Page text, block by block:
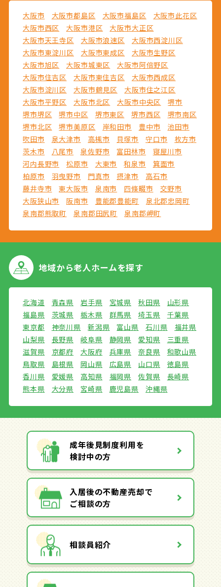
大阪市 大阪市都島区 大阪市福島区
大阪市此花区
大阪市西区
大阪市港区
大阪市大正区
大阪市天王寺区
大阪市浪速区
大阪市西淀川区
大阪市東淀川区
大阪市東成区
大阪市生野区
大阪市旭区
大阪市城東区
大阪市阿倍野区
大阪市住吉区
大阪市東住吉区
大阪市西成区
大阪市淀川区
大阪市鶴見区
大阪市住之江区
大阪市平野区
大阪市北区 大阪市中央区
堺市
堺市堺区
堺市中区 堺市東区 堺市西区
堺市南区
堺市北区
堺市美原区 岸和田市 豊中市
池田市
吹田市
泉大津市 高槻市 貝塚市 守口市
枚方市
茨木市
八尾市 泉佐野市 富田林市
寝屋川市
河内長野市
松原市 大東市 和泉市
箕面市
柏原市
羽曳野市 門真市 摂津市
高石市
藤井寺市
東大阪市 泉南市 四條畷市
交野市
大阪狭山市
阪南市 豊能郡豊能町
泉北郡忠岡町
泉南郡熊取町
泉南郡田尻町 泉南郡岬町
地域から老人ホームを探す
北海道 青森県 岩手県 宮城県 秋田県
山形県
福島県
茨城県 栃木県 群馬県 埼玉県
千葉県
東京都
神奈川県 新潟県 富山県 石川県
福井県
山梨県
長野県 岐阜県 静岡県 愛知県
三重県
滋賀県
京都府 大阪府 兵庫県 奈良県
和歌山県
鳥取県
島根県 岡山県 広島県 山口県
徳島県
香川県
愛媛県 高知県 福岡県 佐賀県
長崎県
熊本県
大分県 宮崎県 鹿児島県 沖縄県
成年後見制度利用を
検討中の方
入居後の不動産売却で
ご相談の方
相談員紹介